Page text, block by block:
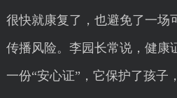
很快就康复了，也避免了一场
传播风险。李园长常说，健康
一份“安心证”，它保护了孩子